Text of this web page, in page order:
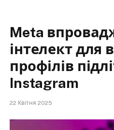
Meta
інтелект для
профілів
Instagram
22 Квітня 2025